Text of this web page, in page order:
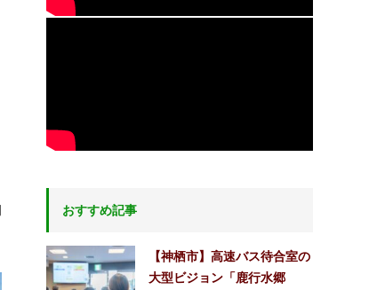
おすすめ記事
【神栖市】高速バス待合室の
大型ビジョン「鹿行水郷